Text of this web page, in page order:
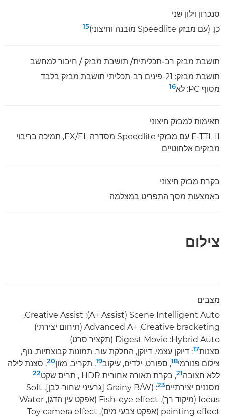
סנכרון וילון שני
כן, (עם מבזק Speedlite מובנה וחיצוני)
15
תושבת מבזק רב-תכליתית/ תושבת מבזק / חיבור למחשב
תושבת מבזק: 21-פינים רב-תכליתי תושבת מבזק בלבד
מסוף PC: לא
16
תאימות למבזק חיצוני
E-TTL II עם מבזקי Speedlite מסדרה EX/EL, תמיכה בריבוי
מבזקים אלחוטיים
בקרת מבזק חיצוני
באמצעות מסך התפריט במצלמה
צילום
מצבים
Scene Intelligent Auto ‏(A+ Assist)‏: Creative Assist‏,
Creative bracketing‏, +Advanced A (תיחום יצירתי)
Hybrid Auto: ‏Digest Movie (תקציר סרט)
סצנות17: דיוקן עצמי, דיוקן, החלקת עור, תמונות קבוצתיות, נוף,
צילום פנורמי18, ספורט, ילדים, עיקוב19, תקריב, מזון20, סצנת לילה
ללא חצובה21, בקרת תאורה אחורית HDR , תריס שקט 22
מסננים יצירתיים23
:‏ (Grainy B/W [גרעיני שחור-לבן], Soft
focus (מיקוד רך), Fish-eye effect (אפקט עין הדג), Water
painting effect (אפקט צבעי מים), Toy camera effect